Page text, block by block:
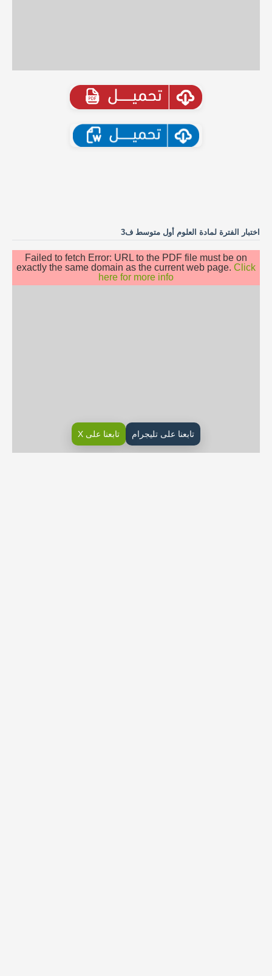
اختبار الفترة لمادة العلوم أول متوسط ف3
Failed to fetch Error: URL to the PDF file must be on
exactly the same domain as the current web page. Click
here for more info
تابعنا على تليجرام تابعنا على X